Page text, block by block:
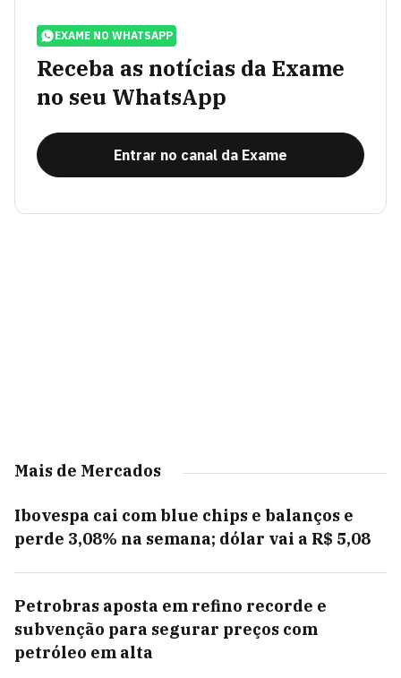
EXAME NO WHATSAPP
Receba as notícias da Exame
no seu WhatsApp
Entrar no canal da Exame
Mais de Mercados
Ibovespa cai com blue chips e balanços e
perde 3,08% na semana; dólar vai a R$ 5,08
Petrobras aposta em refino recorde e
subvenção para segurar preços com
petróleo em alta